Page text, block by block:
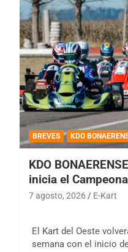
BREVES KDO
KDO
inicia el
7 agosto, 2026 E-Kart
El Kart del Oeste
semana con el inicio